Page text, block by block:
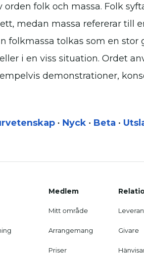
folk och massa. Folk
medan massa refererar till
folkmassa tolkas som en
i en viss situation. Ordet
demonstrationer,
• Nyck • Beta •
Medlem
Mitt område
Arrangemang
Priser
Givare